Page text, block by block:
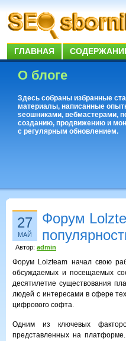
ГЛАВНАЯ
О блоге
Здесь собраны избранные
материалы, написанные
seoшниками, вебмастерами,
созданию, продвижению и
с регулярным обновлением.
27
МАЙ
Форум
Автор: admin
Форум Lolzteam начал свою
обсуждаемых и посещаемых
десятилетие существования
людей с интересами в сфере
цифрового софта.
Одним из ключевых
представленных на